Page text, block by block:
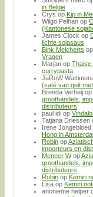
in België
Crys op Kip in
Wilgo Pelhan op
(Kantonese
James Clock op
lichte sojasaus
Bink Melcherts op
Vragen
Marjan op Thaise
currypasta
JaRoW
(saté van geit
Brenda Verheij op
groothandels,
distributeurs
paul idi op
Tatjana Driessen
Irene Jongebloed
Hong in
Robin op
importeurs en
Meneer Wop
groothandels,
distributeurs
Robin op Kemiri
Lisa op Kemiri
anonieme helper